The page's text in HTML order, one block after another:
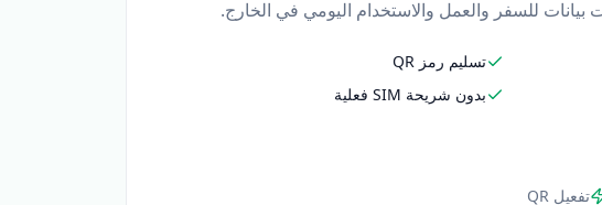
بيانات للسفر والعمل والاستخدام اليومي في الخارج.
تسليم رمز QR
بدون شريحة SIM فعلية
تفعيل QR